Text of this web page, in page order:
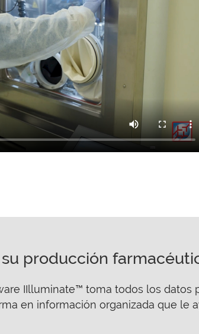
su producción
IIlluminate™ toma todos los datos
en información organizada que le